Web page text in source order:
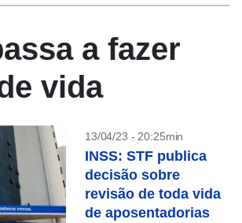
a fazer
vida
13/04/23 - 20:25min
INSS: STF publica
decisão sobre
revisão de toda vida
de aposentadorias